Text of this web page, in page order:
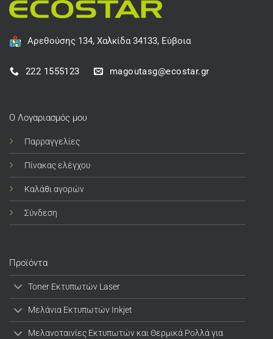
Αρεθούσης 134, Χαλκίδα 34133, Εύβοια
222 1555123 magoutasg@ecostar.gr
Ο Λογαριασμός μου
Παρραγγελίες
Πίνακας ελέγχου
Καλάθι αγορών
Σύνδεση
Προϊόντα
Toner Εκτυπωτών Laser
Μελάνια Εκτυπωτών Inkjet
Μελανοταινίες Εκτυπωτών και Θερμικά Ρολλά για